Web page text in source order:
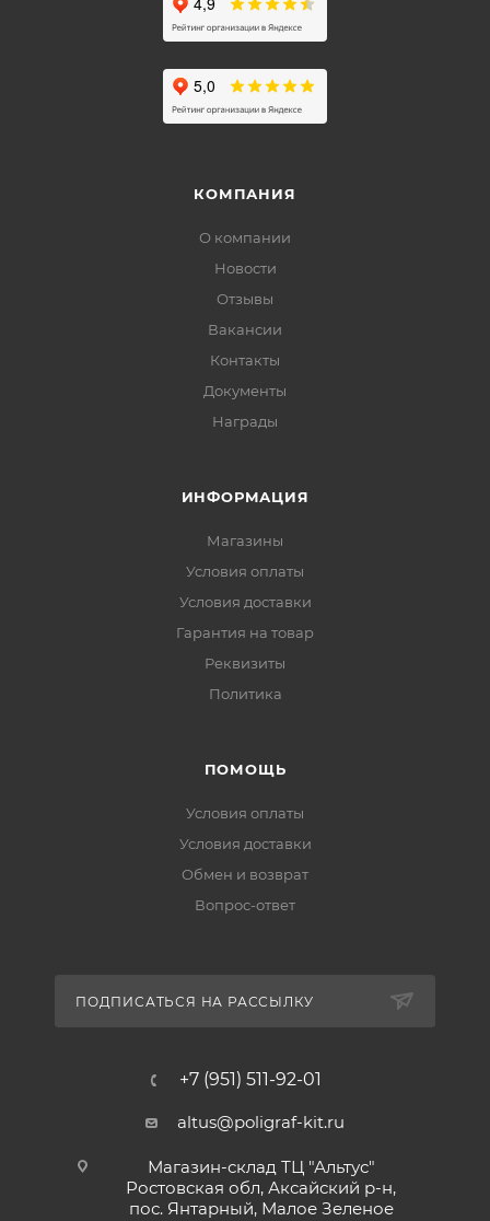
КОМПАНИЯ
О компании
Новости
Отзывы
Вакансии
Контакты
Документы
Награды
ИНФОРМАЦИЯ
Магазины
Условия оплаты
Условия доставки
Гарантия на товар
Реквизиты
Политика
ПОМОЩЬ
Условия оплаты
Условия доставки
Обмен и возврат
Вопрос-ответ
ПОДПИСАТЬСЯ НА РАССЫЛКУ
+7 (951) 511-92-01
altus@poligraf-kit.ru
Магазин-склад ТЦ "Альтус"
Ростовская обл, Аксайский р-н,
пос. Янтарный, Малое Зеленое